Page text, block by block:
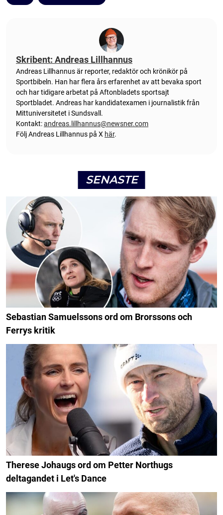
Skribent: Andreas Lillhannus
Andreas Lillhannus är reporter, redaktör och krönikör på
Sportbibeln. Han har flera års erfarenhet av att bevaka sport
och har tidigare arbetat på Aftonbladets sportsajt
Sportbladet. Andreas har kandidatexamen i journalistik från
Mittuniversitetet i Sundsvall.
Kontakt:andreas.lillhannus@newsner.com
Följ Andreas Lillhannus på X här.
SENASTE
Sebastian Samuelssons ord om Brorssons och
Ferrys kritik
Therese Johaugs ord om Petter Northugs
deltagandet i Let's Dance